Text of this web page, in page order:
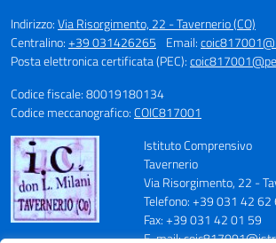
Indirizzo:Via Risorgimento, 22 - Tavernerio (CO)
Centralino:+39 031426265 Email:
Posta elettronica certificata (PEC):
Codice fiscale: 80019180134
Codice meccanografico:COIC817001
Istituto Comprensivo
Tavernerio
Via Risorgimento, 22 -
Telefono: +39 031 42 62
Fax: +39 031 42 01 59
E-mail: